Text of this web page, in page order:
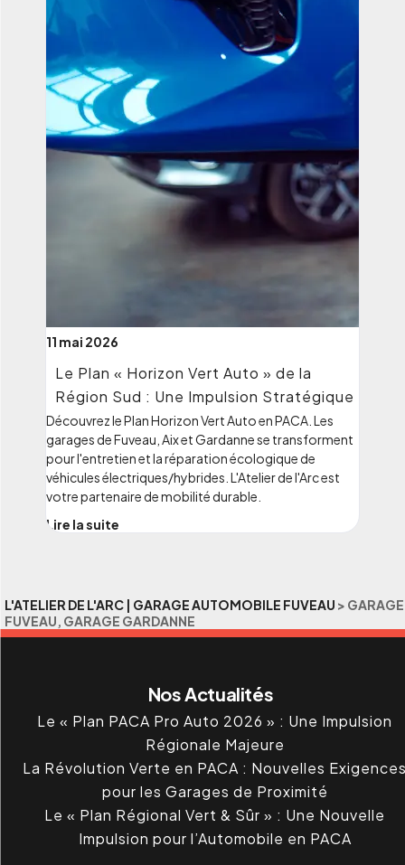
11 mai 2026
Le Plan « Horizon Vert Auto » de la
Région Sud : Une Impulsion Stratégique
Découvrez le Plan Horizon Vert Auto en PACA. Les
garages de Fuveau, Aix et Gardanne se transforment
pour l'entretien et la réparation écologique de
véhicules électriques/hybrides. L'Atelier de l'Arc est
votre partenaire de mobilité durable.
Lire la suite
L'ATELIER DE L'ARC | GARAGE AUTOMOBILE FUVEAU > GARAGE
FUVEAU, GARAGE GARDANNE
Nos Actualités
Le « Plan PACA Pro Auto 2026 » : Une Impulsion
Régionale Majeure
La Révolution Verte en PACA : Nouvelles
pour les Garages de Proximité
Le « Plan Régional Vert & Sûr » : Une Nouvelle
Impulsion pour l’Automobile en PACA